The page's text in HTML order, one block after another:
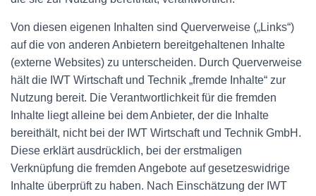
Von diesen eigenen Inhalten sind Querverweise („Links“)
auf die von anderen Anbietern bereitgehaltenen Inhalte
(externe Websites) zu unterscheiden. Durch Querverweise
hält die IWT Wirtschaft und Technik „fremde Inhalte“ zur
Nutzung bereit. Die Verantwortlichkeit für die fremden
Inhalte liegt alleine bei dem Anbieter, der die Inhalte
bereithält, nicht bei der IWT Wirtschaft und Technik GmbH.
Diese erklärt ausdrücklich, bei der erstmaligen
Verknüpfung die fremden Angebote auf gesetzeswidrige
Inhalte überprüft zu haben. Nach Einschätzung der IWT